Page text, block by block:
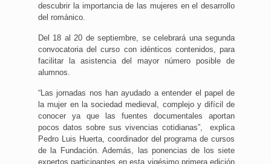
descubrir la importancia de las mujeres en el desarrollo
del románico.
Del 18 al 20 de septiembre, se celebrará una segunda
convocatoria del curso con idénticos contenidos, para
facilitar la asistencia del mayor número posible de
alumnos.
“Las jornadas nos han ayudado a entender el papel de
la mujer en la sociedad medieval, complejo y difícil de
conocer ya que las fuentes documentales aportan
pocos datos sobre sus vivencias cotidianas”, explica
Pedro Luis Huerta, coordinador del programa de cursos
de la Fundación. Además, las ponencias de los siete
expertos participantes en esta vigésimo primera edición